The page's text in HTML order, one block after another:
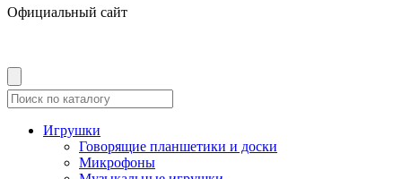
Официальный сайт
Игрушки
Говорящие планшетики и доски
Микрофоны